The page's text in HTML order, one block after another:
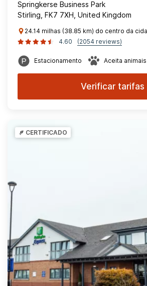
Springkerse Business Park
Stirling, FK7 7XH, United Kingdom
24.14 milhas (38.85 km) do centro da
4.60
(2054 reviews)
Estacionamento Aceita
Verificar tarifas
CERTIFICADO